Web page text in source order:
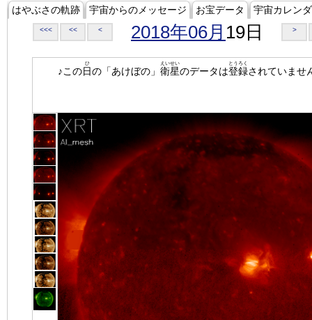
はやぶさの軌跡 宇宙からのメッセージ お宝データ 宇宙カレン
<<< << < 2018年06月 19日 >
♪この日
ひ
の「あけぼの」 衛星
えいせい
のデータは登録
とうろく
されていませ